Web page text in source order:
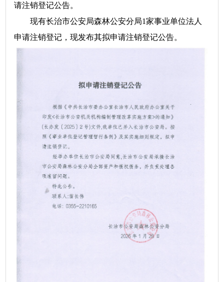
请注销登记公告。
现有长治市公安局森林公安分局1家事业单位法人
申请注销登记，现发布其拟申请注销登记公告。